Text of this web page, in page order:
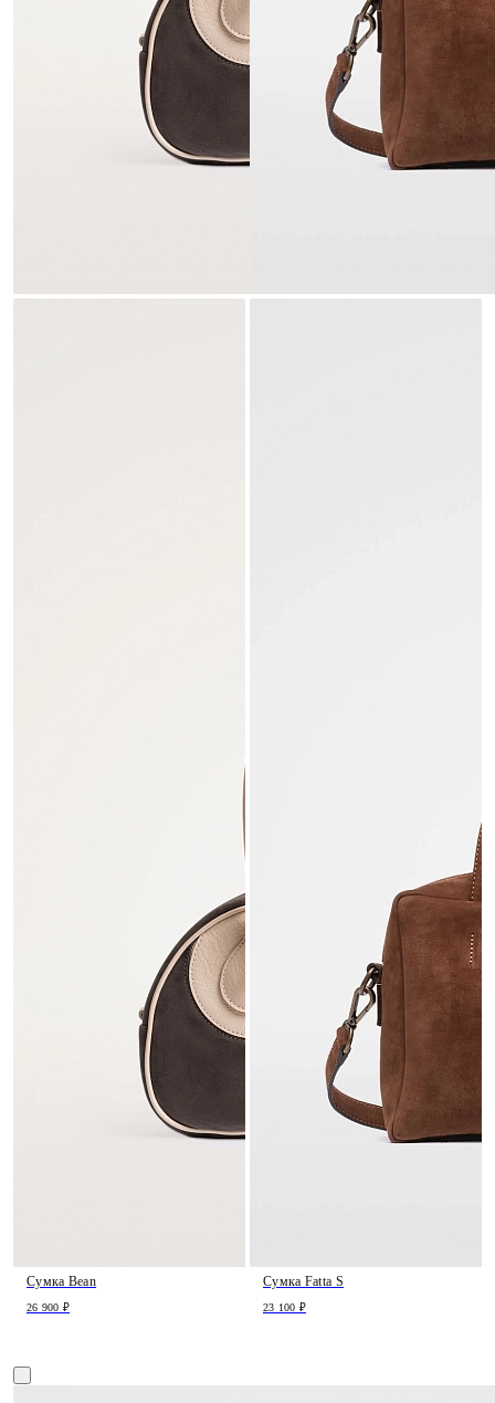
Сумка Bean
26 900 ₽
Сумка Fatta S
23 100 ₽